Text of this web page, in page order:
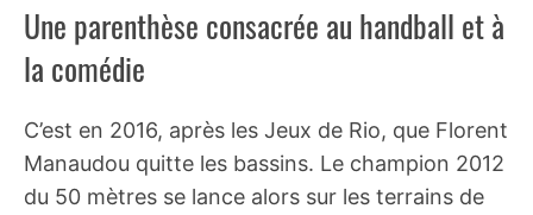
Une parenthèse consacrée au handball et à
la comédie
C’est en 2016, après les Jeux de Rio, que Florent
Manaudou quitte les bassins. Le champion 2012
du 50 mètres se lance alors sur les terrains de